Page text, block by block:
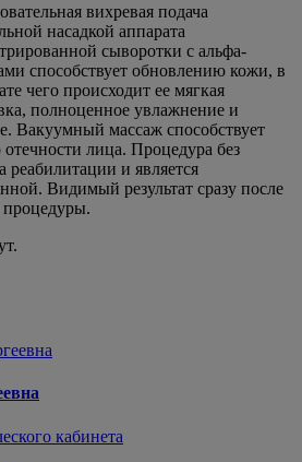
вихревая подача
насадкой аппарата
сыворотки с альфа-
способствует обновлению кожи, в
чего происходит ее мягкая
полноценное увлажнение и
Вакуумный массаж способствует
лица. Процедура без
реабилитации и является
Видимый результат сразу после
кабинета